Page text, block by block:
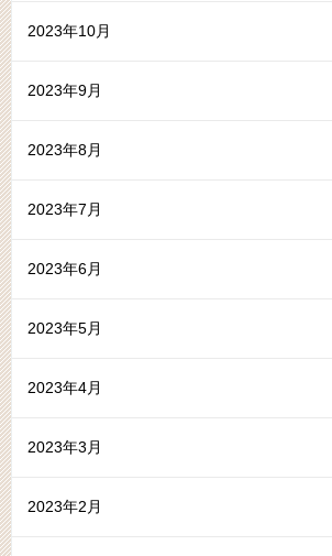
2023年10月
2023年9月
2023年8月
2023年7月
2023年6月
2023年5月
2023年4月
2023年3月
2023年2月